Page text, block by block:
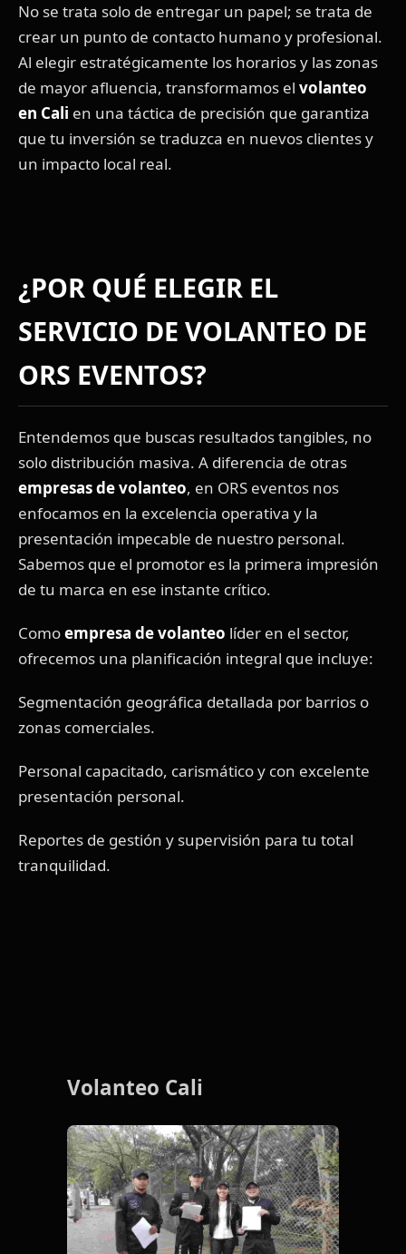
No se trata solo de entregar un papel; se trata de
crear un punto de contacto humano y profesional.
Al elegir estratégicamente los horarios y las zonas
de mayor afluencia, transformamos el volanteo
en Cali en una táctica de precisión que garantiza
que tu inversión se traduzca en nuevos clientes y
un impacto local real.
¿POR QUÉ ELEGIR EL
SERVICIO DE VOLANTEO DE
ORS EVENTOS?
Entendemos que buscas resultados tangibles, no
solo distribución masiva. A diferencia de otras
empresas de volanteo, en ORS eventos nos
enfocamos en la excelencia operativa y la
presentación impecable de nuestro personal.
Sabemos que el promotor es la primera impresión
de tu marca en ese instante crítico.
Comoempresa de volanteo líder en el sector,
ofrecemos una planificación integral que incluye:
Segmentación geográfica detallada por barrios o
zonas comerciales.
Personal capacitado, carismático y con excelente
presentación personal.
Reportes de gestión y supervisión para tu total
tranquilidad.
Volanteo Cali